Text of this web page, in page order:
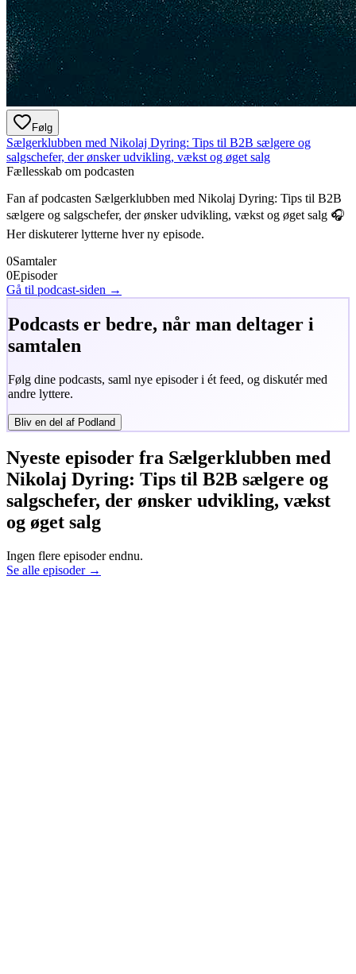
Følg
Sælgerklubben med Nikolaj Dyring: Tips til B2B sælgere og
salgschefer, der ønsker udvikling, vækst og øget salg
Fællesskab om podcasten
Fan af podcasten Sælgerklubben med Nikolaj Dyring: Tips til B2B
sælgere og salgschefer, der ønsker udvikling, vækst og øget salg 🎧
Her diskuterer lytterne hver ny episode.
0Samtaler
0Episoder
Gå til podcast-siden →
Podcasts er bedre, når man deltager i
samtalen
Følg dine podcasts, saml nye episoder i ét feed, og diskutér med
andre lyttere.
Bliv en del af Podland
Nyeste episoder fra Sælgerklubben med
Nikolaj Dyring: Tips til B2B sælgere og
salgschefer, der ønsker udvikling, vækst
og øget salg
Ingen flere episoder endnu.
Se alle episoder →